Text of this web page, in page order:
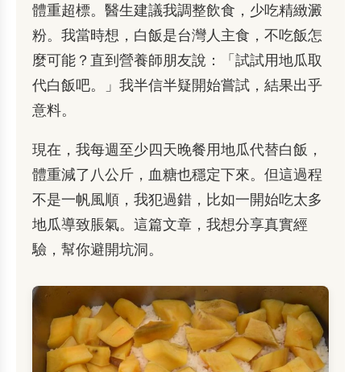
體重超標。醫生建議我調整飲食，少吃精緻澱
粉。我當時想，白飯是台灣人主食，不吃飯怎
麼可能？直到營養師朋友說：「試試用地瓜取
代白飯吧。」我半信半疑開始嘗試，結果出乎
意料。
現在，我每週至少四天晚餐用地瓜代替白飯，
體重減了八公斤，血糖也穩定下來。但這過程
不是一帆風順，我犯過錯，比如一開始吃太多
地瓜導致脹氣。這篇文章，我想分享真實經
驗，幫你避開坑洞。